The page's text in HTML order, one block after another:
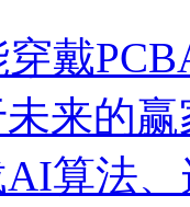
穿戴
来的
算法